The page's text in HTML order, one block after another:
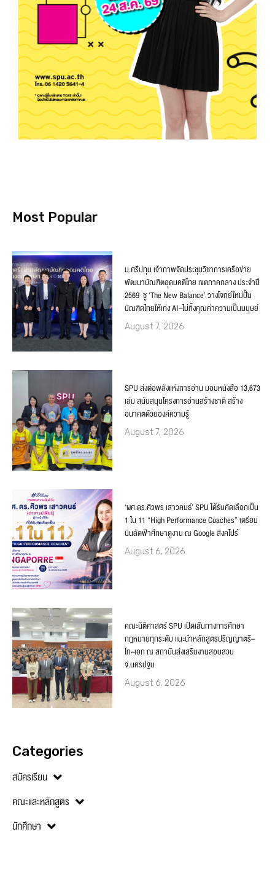
Most Popular
ม.ศรีปทุม เจ้าภาพจัดประชุมวิชาการเครือข่าย
พัฒนาบัณฑิตอุดมคติไทย เขตภาคกลาง ประจำปี
2569 ชู ‘The New Balance’ วางโจทย์ใหม่ปั้น
บัณฑิตไทยให้เก่ง AI–ไม่ทิ้งคุณค่าความเป็นมนุษย์
August 7, 2026
SPU ส่งต่อพลังแห่งการอ่าน มอบหนังสือ 13,673
เล่ม สนับสนุนโครงการอ่านสร้างชาติ สร้าง
อนาคตด้วยองค์ความรู้
August 7, 2026
‘ผศ.ดร.ศิวพร เสาวคนธ์’ SPU ได้รับคัดเลือกเป็น
1 ใน 11 “High Performance Coaches” เตรียม
บินลัดฟ้าศึกษาดูงาน ณ Google สิงคโปร์
August 6, 2026
คณะนิติศาสตร์ SPU เปิดเส้นทางการศึกษา
กฎหมายทุกระดับ แนะนำหลักสูตรปริญญาตรี–
โท–เอก ณ สถาบันส่งเสริมงานสอบสวน
จ.นครปฐม
August 6, 2026
Categories
สมัครเรียน
คณะและหลักสูตร
นักศึกษา